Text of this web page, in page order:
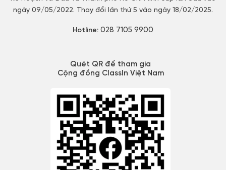
ngày 09/05/2022. Thay đổi lần thứ 5 vào ngày 18/02/2025.
Hotline: 028 7105 9900
Quét QR để tham gia
Cộng đồng ClassIn Việt Nam